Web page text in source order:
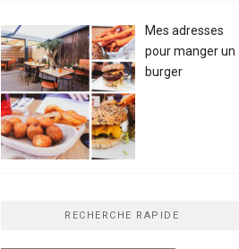
Mes adresses
pour manger un
burger
RECHERCHE RAPIDE